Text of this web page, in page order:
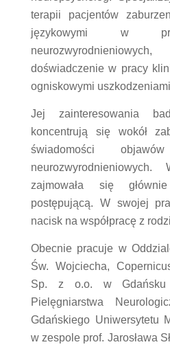
terapii pacjentów
językowymi w
doświadczenie w pracy
ogniskowymi
Jej zainteresowania
koncentrują się wokół
świadomości
zajmowała się
postępującą. W swojej
nacisk na współpracę z
Obecnie pracuje w
Św. Wojciecha,
Sp. z o.o. w Gdańsku
Pielęgniarstwa
Gdańskiego Uniwersytetu
w zespole prof. Jarosława